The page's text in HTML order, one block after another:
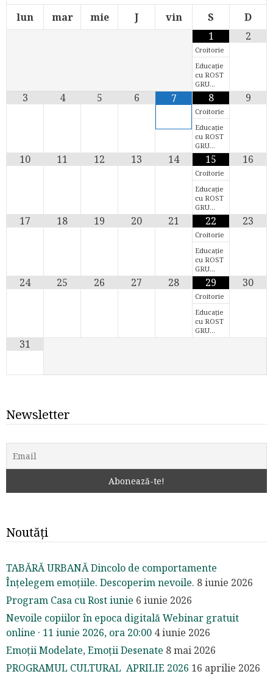
lun mar mie J vin S
D
1
Croitorie
Educație
cu ROST
GRU…
2
3 4 5 6 7 8
Croitorie
Educație
cu ROST
GRU…
9
10 11 12 13 14 15
Croitorie
Educație
cu ROST
GRU…
16
17 18 19 20 21 22
Croitorie
Educație
cu ROST
GRU…
23
24 25 26 27 28 29
Croitorie
Educație
cu ROST
GRU…
30
31
Newsletter
Noutăți
TABĂRĂ URBANĂ Dincolo de comportamente
Înțelegem emoțiile. Descoperim nevoile. 8 iunie 2026
Program Casa cu Rost iunie 6 iunie 2026
Nevoile copiilor în epoca digitală Webinar gratuit
online · 11 iunie 2026, ora 20:00 4 iunie 2026
Emoții Modelate, Emoții Desenate 8 mai 2026
PROGRAMUL CULTURAL APRILIE 2026 16 aprilie 2026